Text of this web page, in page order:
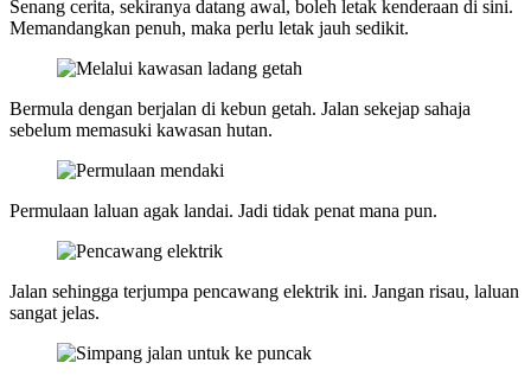
Senang cerita, sekiranya datang awal, boleh letak kenderaan di sini.
Memandangkan penuh, maka perlu letak jauh sedikit.
Bermula dengan berjalan di kebun getah. Jalan sekejap sahaja
sebelum memasuki kawasan hutan.
Permulaan laluan agak landai. Jadi tidak penat mana pun.
Jalan sehingga terjumpa pencawang elektrik ini. Jangan risau, laluan
sangat jelas.